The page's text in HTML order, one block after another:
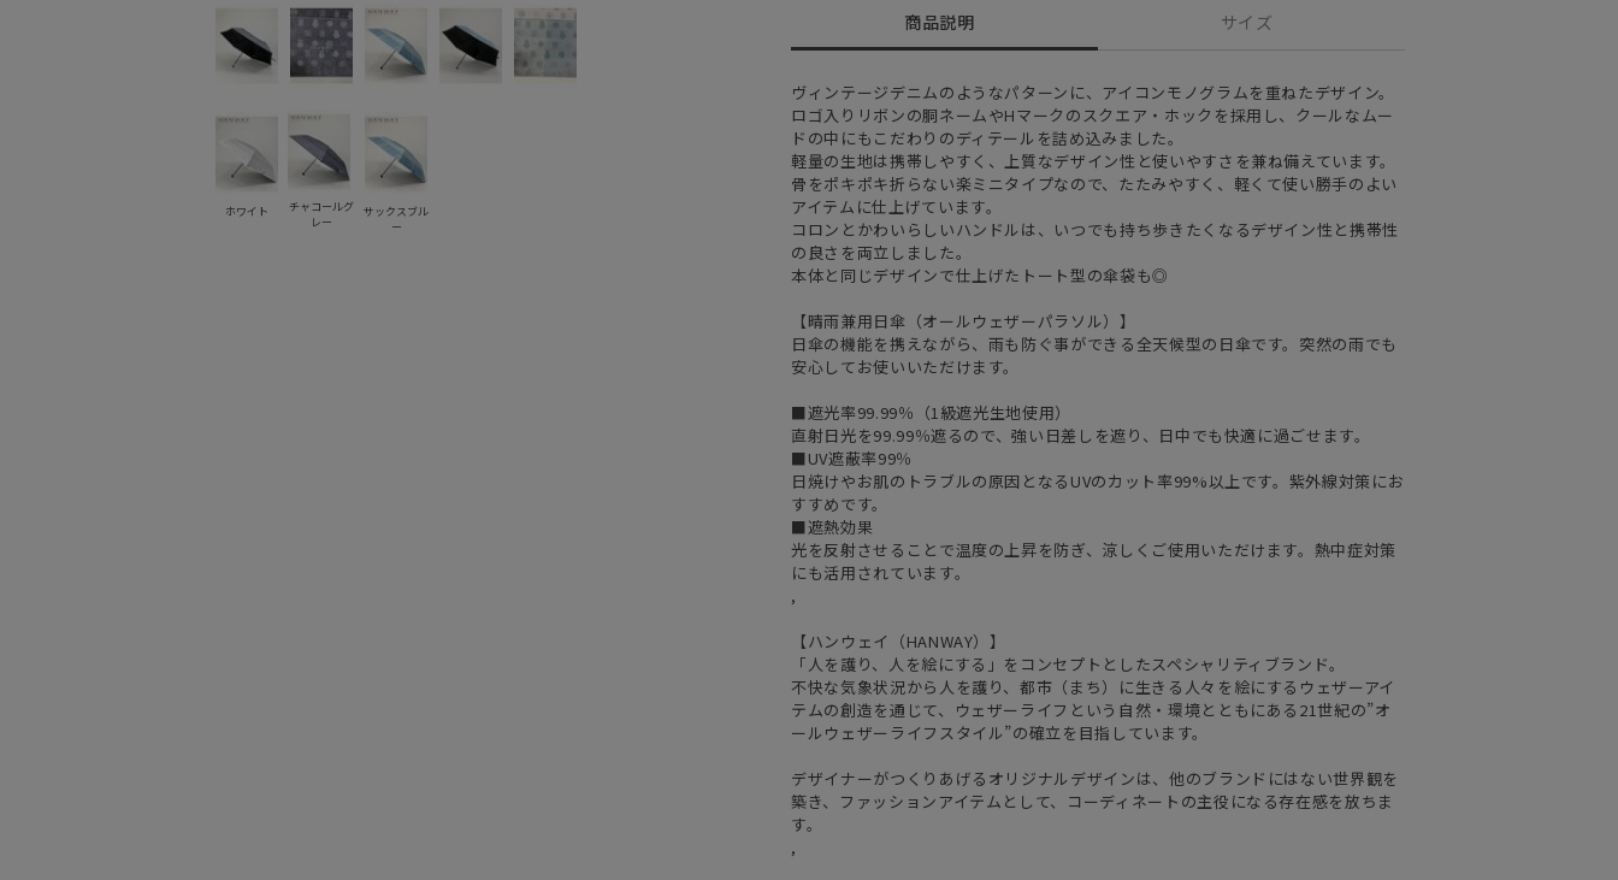
ホワイト
チャコールグ
レー
サックスブル
ー
商品説明 サイズ
ヴィンテージデニムのようなパターンに、アイコンモノグラムを重ねたデザイン。
ロゴ入りリボンの胴ネームやHマークのスクエア・ホックを採用し、クールなムー
ドの中にもこだわりのディテールを詰め込みました。
軽量の生地は携帯しやすく、上質なデザイン性と使いやすさを兼ね備えています。
骨をポキポキ折らない楽ミニタイプなので、たたみやすく、軽くて使い勝手のよい
アイテムに仕上げています。
コロンとかわいらしいハンドルは、いつでも持ち歩きたくなるデザイン性と携帯性
の良さを両立しました。
本体と同じデザインで仕上げたトート型の傘袋も◎
【晴雨兼用日傘（オールウェザーパラソル）】
日傘の機能を携えながら、雨も防ぐ事ができる全天候型の日傘です。突然の雨でも
安心してお使いいただけます。
■遮光率99.99％（1級遮光生地使用）
直射日光を99.99％遮るので、強い日差しを遮り、日中でも快適に過ごせます。
■UV遮蔽率99％
日焼けやお肌のトラブルの原因となるUVのカット率99%以上です。紫外線対策にお
すすめです。
■遮熱効果
光を反射させることで温度の上昇を防ぎ、涼しくご使用いただけます。熱中症対策
にも活用されています。
,
【ハンウェイ（HANWAY）】
「人を護り、人を絵にする」をコンセプトとしたスペシャリティブランド。
不快な気象状況から人を護り、都市（まち）に生きる人々を絵にするウェザーアイ
テムの創造を通じて、ウェザーライフという自然・環境とともにある21世紀の”オ
ールウェザーライフスタイル”の確立を目指しています。
デザイナーがつくりあげるオリジナルデザインは、他のブランドにはない世界観を
築き、ファッションアイテムとして、コーディネートの主役になる存在感を放ちま
す。
,